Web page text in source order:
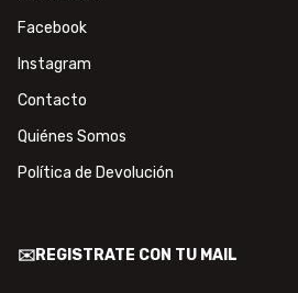
Facebook
Instagram
Contacto
Quiénes Somos
Política de Devolución
✉️REGISTRATE CON TU MAIL